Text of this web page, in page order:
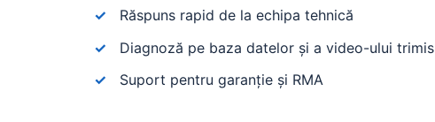
Răspuns rapid de la echipa tehnică
Diagnoză pe baza datelor și a video-ului trimis
Suport pentru garanție și RMA